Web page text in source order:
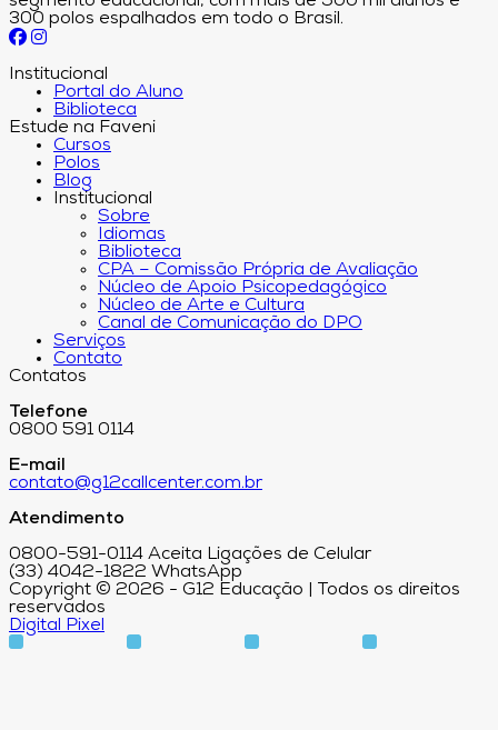
300 polos espalhados em todo o Brasil.
Institucional
Portal do Aluno
Biblioteca
Estude na Faveni
Cursos
Polos
Blog
Institucional
Sobre
Idiomas
Biblioteca
CPA – Comissão Própria de Avaliação
Núcleo de Apoio Psicopedagógico
Núcleo de Arte e Cultura
Canal de Comunicação do DPO
Serviços
Contato
Contatos
Telefone
0800 591 0114
E-mail
contato@g12callcenter.com.br
Atendimento
0800-591-0114 Aceita Ligações de Celular
(33) 4042-1822 WhatsApp
Copyright © 2026 - G12 Educação | Todos os direitos
reservados
Digital Pixel